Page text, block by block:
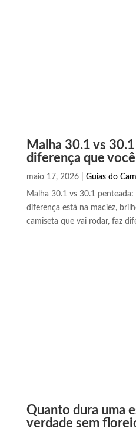
Malha 30.1 vs
diferença que
maio 17, 2026| Guias do
Malha 30.1 vs 30.1
diferença está na maciez,
camiseta que vai rodar, faz
Quanto dura uma
verdade sem